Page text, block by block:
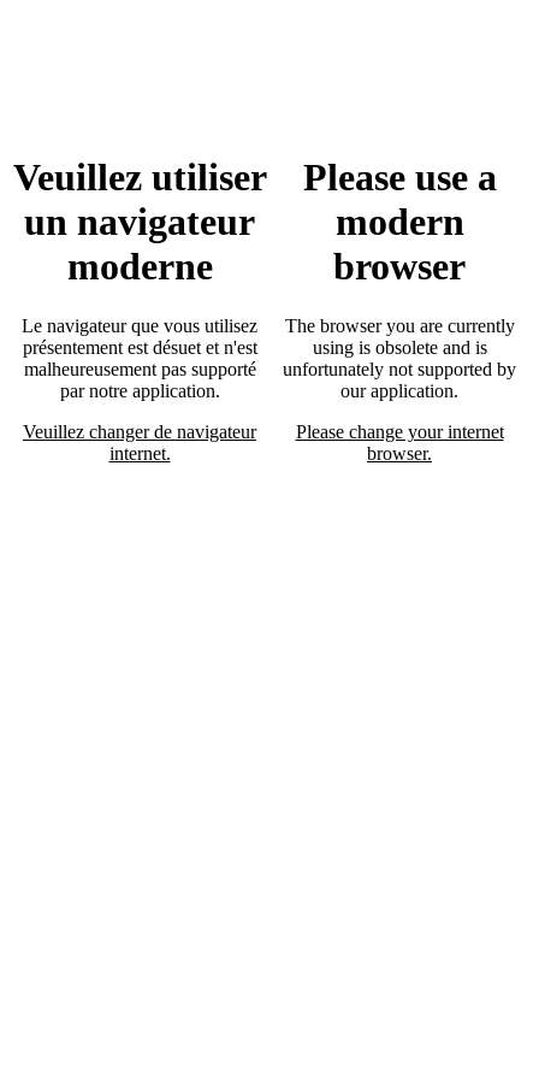
Veuillez utiliser
un navigateur
moderne
Le navigateur que vous utilisez
présentement est désuet et n'est
malheureusement pas supporté
par notre application.
Veuillez changer de navigateur
internet.
Please use a
modern
browser
The browser you are currently
using is obsolete and is
unfortunately not supported by
our application.
Please change your internet
browser.